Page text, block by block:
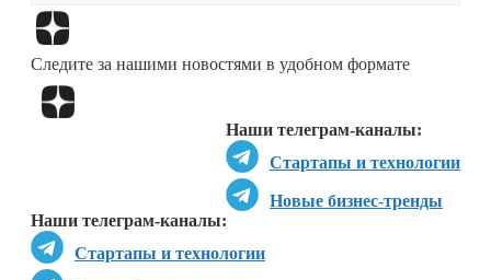
Следите за нашими новостями в удобном формате
Наши телеграм-каналы:
Стартапы и технологии
Новые бизнес-тренды
Наши телеграм-каналы:
Стартапы и технологии